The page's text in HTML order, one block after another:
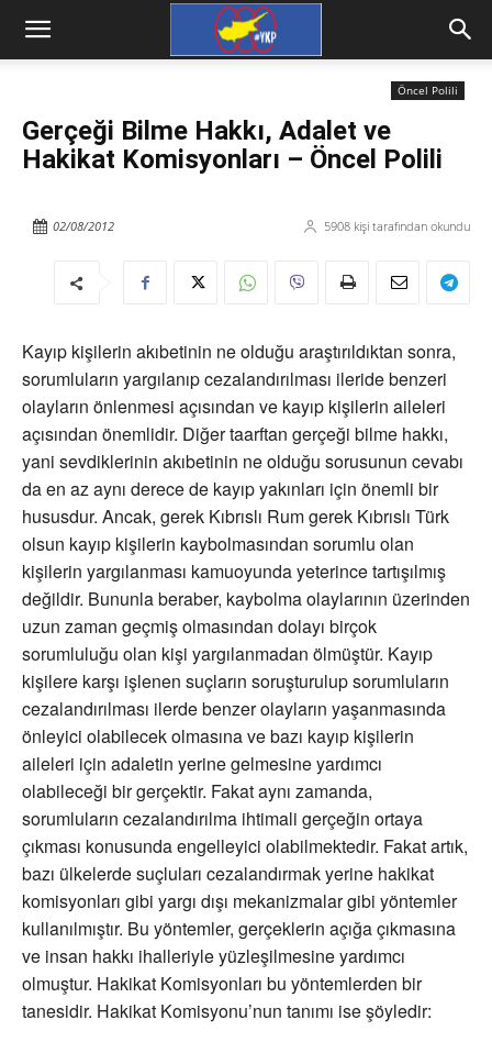
Öncel Polili
Gerçeği Bilme Hakkı, Adalet ve
Hakikat Komisyonları – Öncel Polili
5908 kişi tarafından okundu
02/08/2012
Kayıp kişilerin akıbetinin ne olduğu araştırıldıktan sonra,
sorumluların yargılanıp cezalandırılması ileride benzeri
olayların önlenmesi açısından ve kayıp kişilerin aileleri
açısından önemlidir. Diğer taarftan gerçeği bilme hakkı,
yani sevdiklerinin akıbetinin ne olduğu sorusunun cevabı
da en az aynı derece de kayıp yakınları için önemli bir
hususdur. Ancak, gerek Kıbrıslı Rum gerek Kıbrıslı Türk
olsun kayıp kişilerin kaybolmasından sorumlu olan
kişilerin yargılanması kamuoyunda yeterince tartışılmış
değildir. Bununla beraber, kaybolma olaylarının üzerinden
uzun zaman geçmiş olmasından dolayı birçok
sorumluluğu olan kişi yargılanmadan ölmüştür. Kayıp
kişilere karşı işlenen suçların soruşturulup sorumluların
cezalandırılması ilerde benzer olayların yaşanmasında
önleyici olabilecek olmasına ve bazı kayıp kişilerin
aileleri için adaletin yerine gelmesine yardımcı
olabileceği bir gerçektir. Fakat aynı zamanda,
sorumluların cezalandırılma ihtimali gerçeğin ortaya
çıkması konusunda engelleyici olabilmektedir. Fakat artık,
bazı ülkelerde suçluları cezalandırmak yerine hakikat
komisyonları gibi yargı dışı mekanizmalar gibi yöntemler
kullanılmıştır. Bu yöntemler, gerçeklerin açığa çıkmasına
ve insan hakkı ihalleriyle yüzleşilmesine yardımcı
olmuştur. Hakikat Komisyonları bu yöntemlerden bir
tanesidir. Hakikat Komisyonu’nun tanımı ise şöyledir: